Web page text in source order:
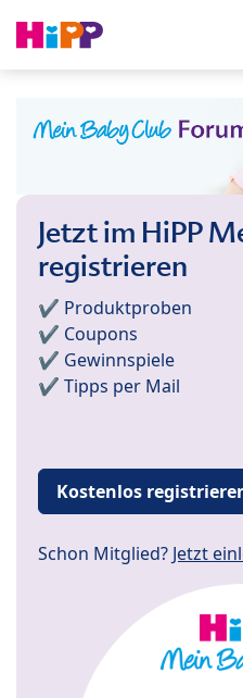
Jetzt im HiPP
registrieren
✔️ Produktproben
✔️ Coupons
✔️ Gewinnspiele
✔️ Tipps per Mail
Kostenlos
Schon Mitglied? Jetzt